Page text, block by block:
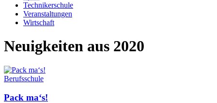
Technikerschule
Veranstaltungen
Wirtschaft
Neuigkeiten aus 2020
Berufsschule
Pack ma‘s!